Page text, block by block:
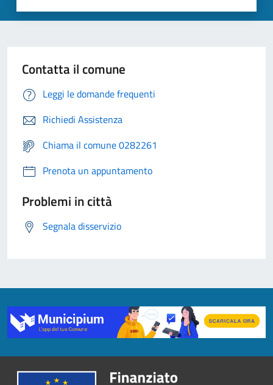
Contatta il comune
Leggi le domande frequenti
Richiedi Assistenza
Chiama il comune 0282261
Prenota un appuntamento
Problemi in città
Segnala disservizio